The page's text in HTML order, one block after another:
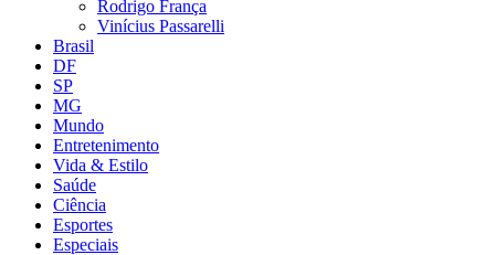
Rodrigo França
Vinícius Passarelli
Brasil
DF
SP
MG
Mundo
Entretenimento
Vida & Estilo
Saúde
Ciência
Esportes
Especiais